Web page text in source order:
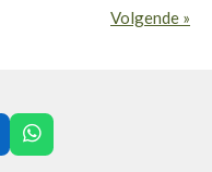
Volgende »
W
h